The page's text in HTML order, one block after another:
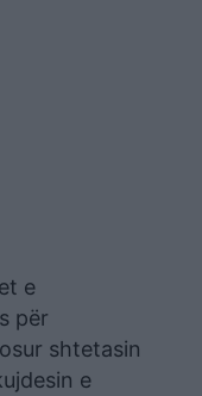
e
për
shtetasin
e